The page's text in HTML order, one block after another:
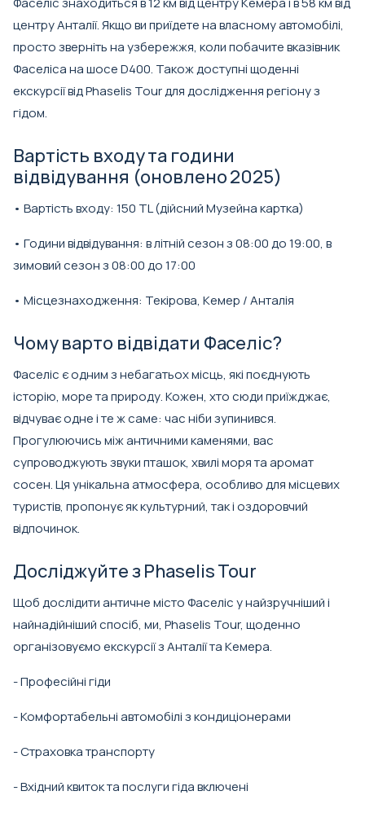
центру Анталії. Якщо ви приїдете на власному автомобілі,
просто зверніть на узбережжя, коли побачите вказівник
Фаселіса на шосе D400. Також доступні щоденні
екскурсії від Phaselis Tour для дослідження регіону з
гідом.
Вартість входу та години
відвідування (оновлено 2025)
• Вартість входу: 150 TL (дійсний Музейна картка)
• Години відвідування: в літній сезон з 08:00 до 19:00, в
зимовий сезон з 08:00 до 17:00
• Місцезнаходження: Текірова, Кемер / Анталія
Чому варто відвідати Фаселіс?
Фаселіс є одним з небагатьох місць, які поєднують
історію, море та природу. Кожен, хто сюди приїжджає,
відчуває одне і те ж саме: час ніби зупинився.
Прогулюючись між античними каменями, вас
супроводжують звуки пташок, хвилі моря та аромат
сосен. Ця унікальна атмосфера, особливо для місцевих
туристів, пропонує як культурний, так і оздоровчий
відпочинок.
Досліджуйте з Phaselis Tour
Щоб дослідити античне місто Фаселіс у найзручніший і
найнадійніший спосіб, ми, Phaselis Tour, щоденно
організовуємо екскурсії з Анталії та Кемера.
- Професійні гіди
- Комфортабельні автомобілі з кондиціонерами
- Страховка транспорту
- Вхідний квиток та послуги гіда включені